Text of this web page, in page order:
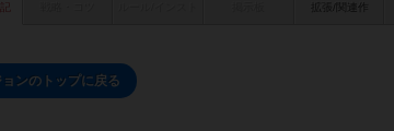
拡張/関連 作
ンのトップに戻る